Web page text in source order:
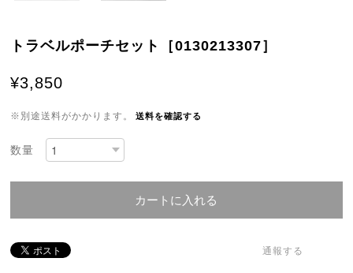
トラベルポーチセット［0130213307］
¥3,850
※別途送料がかかります。 送料を確認する
数量
カートに入れる
通報する